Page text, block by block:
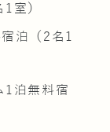
室）
泊（2名1
1泊無料宿